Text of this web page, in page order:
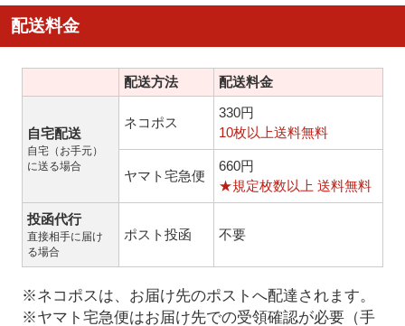
配送料金
配送方法 配送料金
自宅配送
自宅（お手元）
に送る場合
ネコポス
330円
10枚以上送料無料
ヤマト宅急便
660円
★規定枚数以上 送料無料
投函代行
直接相手に届け
る場合
ポスト投函 不要
※ネコポスは、お届け先のポストへ配達されます。
※ヤマト宅急便はお届け先での受領確認が必要（手